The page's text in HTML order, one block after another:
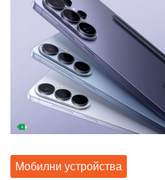
Мобилни устройства